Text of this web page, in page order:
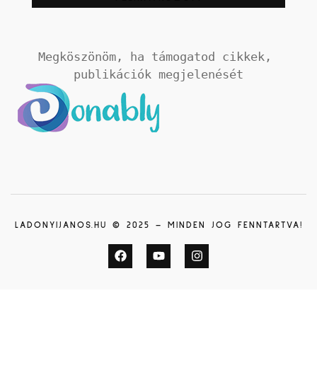
Megköszönöm, ha támogatod cikkek,
publikációk megjelenését
LADONYIJANOS.HU © 2025 – MINDEN JOG FENNTARTVA!